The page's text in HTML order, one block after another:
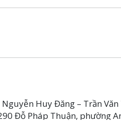
Huy Đăng – Trần
Đỗ Pháp Thuận, phường
Chí Minh được chuyển mục